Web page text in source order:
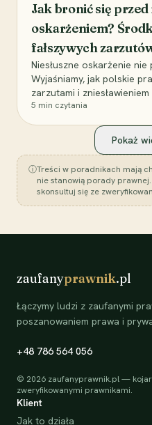
Jak bronić się przed
oskarżeniem?
fałszywych
Niesłuszne oskarżenie
Wyjaśniamy, jak polskie
zarzutami i
5 min czytania
Pokaż
ⓘTreści w poradnikach mają
nie stanowią porady
skonsultuj się ze
zaufanyprawnik.pl
Łączymy ludzi z zaufanymi
poszanowaniem prawa i
+48 786 564 056
© 2026 zaufanyprawnik.pl —
zweryfikowanymi prawnikami.
Klient
Jak to działa